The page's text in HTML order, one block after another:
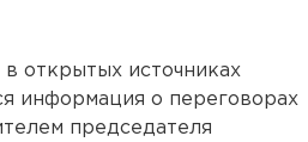
открытых источниках
информация о переговорах
председателя